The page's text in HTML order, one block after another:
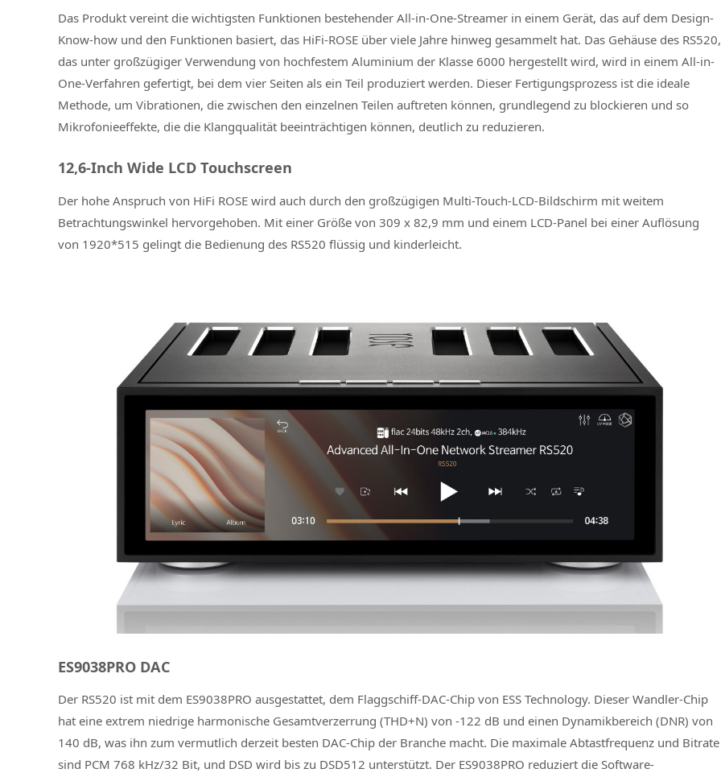
Das Produkt vereint die wichtigsten Funktionen bestehender All-in-One-Streamer in einem Gerät, das auf dem Design-
Know-how und den Funktionen basiert, das HiFi-ROSE über viele Jahre hinweg gesammelt hat. Das Gehäuse des RS520,
das unter großzügiger Verwendung von hochfestem Aluminium der Klasse 6000 hergestellt wird, wird in einem All-in-
One-Verfahren gefertigt, bei dem vier Seiten als ein Teil produziert werden. Dieser Fertigungsprozess ist die ideale
Methode, um Vibrationen, die zwischen den einzelnen Teilen auftreten können, grundlegend zu blockieren und so
Mikrofonieeffekte, die die Klangqualität beeinträchtigen können, deutlich zu reduzieren.
12,6-Inch Wide LCD Touchscreen
Der hohe Anspruch von HiFi ROSE wird auch durch den großzügigen Multi-Touch-LCD-Bildschirm mit weitem
Betrachtungswinkel hervorgehoben. Mit einer Größe von 309 x 82,9 mm und einem LCD-Panel bei einer Auflösung
von 1920*515 gelingt die Bedienung des RS520 flüssig und kinderleicht.
ES9038PRO DAC
Der RS520 ist mit dem ES9038PRO ausgestattet, dem Flaggschiff-DAC-Chip von ESS Technology. Dieser Wandler-Chip
hat eine extrem niedrige harmonische Gesamtverzerrung (THD+N) von -122 dB und einen Dynamikbereich (DNR) von
140 dB, was ihn zum vermutlich derzeit besten DAC-Chip der Branche macht. Die maximale Abtastfrequenz und Bitrate
sind PCM 768 kHz/32 Bit, und DSD wird bis zu DSD512 unterstützt. Der ES9038PRO reduziert die Software-